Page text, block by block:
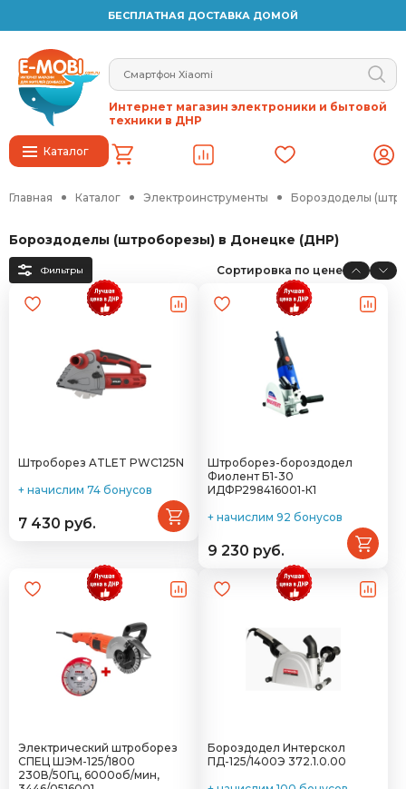
БЕСПЛАТНАЯ ДОСТАВКА ДОМОЙ
Каталог
Интернет магазин электроники и бытовой
техники в ДНР
Главная Каталог Электроинструменты Бороздоделы
Бороздоделы (штроборезы) в Донецке (ДНР)
Фильтры Сортировка по цене
Штроборез ATLET PWC125N
+ начислим 74 бонусов
7 430 руб.
Штроборез-бороздодел
Фиолент Б1-30
ИДФР298416001-К1
+ начислим 92 бонусов
9 230 руб.
Электрический штроборез
СПЕЦ ШЭМ-125/1800
230В/50Гц, 6000об/мин,
Бороздодел Интерскол
ПД-125/1400Э 372.1.0.00